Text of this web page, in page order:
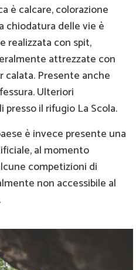
è calcare, colorazione
chiodatura delle vie è
realizzata con spit,
attrezzate con
Presente anche
Ulteriori
il rifugio La Scola.
è invece presente una
al momento
competizioni di
non accessibile al